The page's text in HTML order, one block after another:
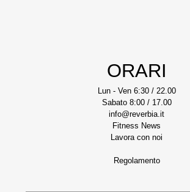
ORARI
Lun - Ven 6:30 / 22.00
Sabato 8:00 / 17.00
info@reverbia.it
Fitness News
Lavora con noi
Regolamento